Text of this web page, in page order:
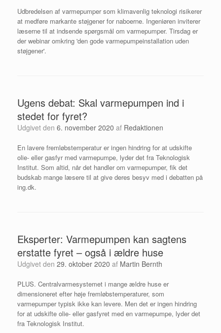
Udbredelsen af varmepumper som klimavenlig teknologi risikerer
at medføre markante støjgener for naboerne. Ingeniøren inviterer
læserne til at indsende spørgsmål om varmepumper. Tirsdag er
der webinar omkring 'den gode varmepumpeinstallation uden
støjgener'.
Ugens debat: Skal varmepumpen ind i
stedet for fyret?
Udgivet den 6. november 2020 af Redaktionen
En lavere fremløbstemperatur er ingen hindring for at udskifte
olie- eller gasfyr med varmepumpe, lyder det fra Teknologisk
Institut. Som altid, når det handler om varmepumper, fik det
budskab mange læsere til at give deres besyv med i debatten på
ing.dk.
Eksperter: Varmepumpen kan sagtens
erstatte fyret – også i ældre huse
Udgivet den 29. oktober 2020 af Martin Bernth
PLUS. Centralvarmesystemet i mange ældre huse er
dimensioneret efter høje fremløbstemperaturer, som
varmepumper typisk ikke kan levere. Men det er ingen hindring
for at udskifte olie- eller gasfyret med en varmepumpe, lyder det
fra Teknologisk Institut.